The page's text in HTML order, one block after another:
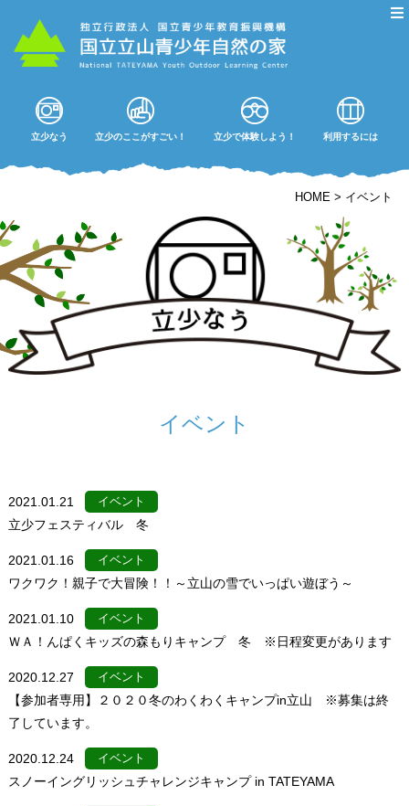
立少なう 立少のここがすごい！ 立少で体験しよう！ 利用するには
HOME > イベント
イベント
2021.01.21 イベント
立少フェスティバル 冬
2021.01.16 イベント
ワクワク！親子で大冒険！！～立山の雪でいっぱい遊ぼう～
2021.01.10 イベント
ＷＡ！んぱくキッズの森もりキャンプ 冬 ※日程変更があります
2020.12.27 イベント
【参加者専用】２０２０冬のわくわくキャンプin立山 ※募集は終
了しています。
2020.12.24 イベント
スノーイングリッシュチャレンジキャンプ in TATEYAMA